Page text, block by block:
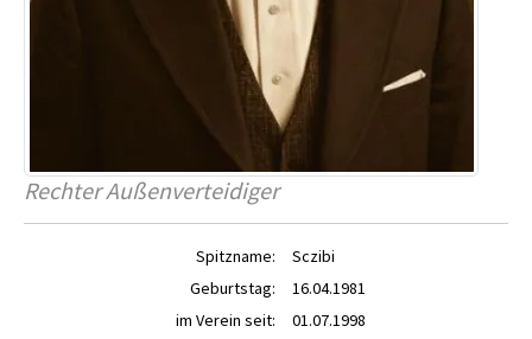
Rechter Außenverteidiger
Spitzname:
Sczibi
Geburtstag:
16.04.1981
im Verein seit:
01.07.1998